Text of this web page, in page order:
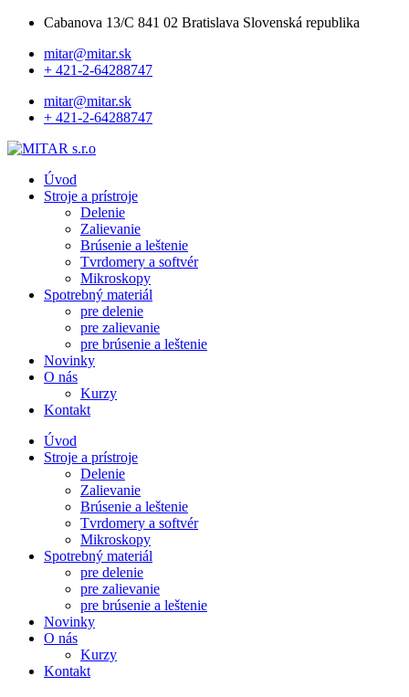
Cabanova 13/C 841 02 Bratislava Slovenská republika
mitar@mitar.sk
+ 421-2-64288747
mitar@mitar.sk
+ 421-2-64288747
Úvod
Stroje a prístroje
Delenie
Zalievanie
Brúsenie a leštenie
Tvrdomery a softvér
Mikroskopy
Spotrebný materiál
pre delenie
pre zalievanie
pre brúsenie a leštenie
Novinky
O nás
Kurzy
Kontakt
Úvod
Stroje a prístroje
Delenie
Zalievanie
Brúsenie a leštenie
Tvrdomery a softvér
Mikroskopy
Spotrebný materiál
pre delenie
pre zalievanie
pre brúsenie a leštenie
Novinky
O nás
Kurzy
Kontakt